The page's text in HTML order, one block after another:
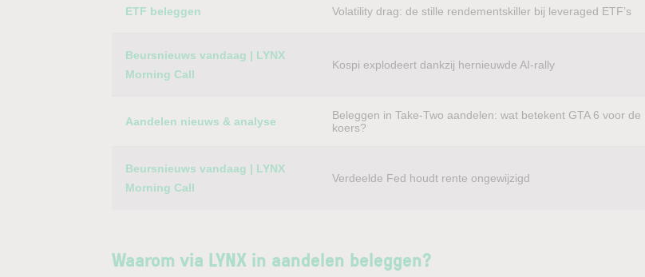
ETF beleggen Volatility drag: de stille rendementskiller bij leveraged ETF’s
Beursnieuws vandaag | LYNX
Morning Call
Kospi explodeert dankzij hernieuwde AI-rally
Aandelen nieuws & analyse
Beleggen in Take-Two aandelen: wat betekent GTA 6 voor de
koers?
Beursnieuws vandaag | LYNX
Morning Call
Verdeelde Fed houdt rente ongewijzigd
Waarom via LYNX in aandelen beleggen?